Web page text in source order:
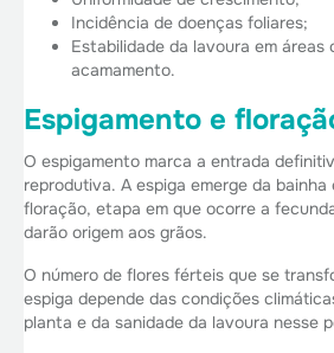
Incidência de doenças foliares;
Estabilidade da lavoura em áreas
acamamento.
Espigamento e
O espigamento marca a entrada
reprodutiva. A espiga emerge da
floração, etapa em que ocorre a
darão origem aos grãos.
O número de flores férteis que se
espiga depende das condições
planta e da sanidade da lavoura nesse